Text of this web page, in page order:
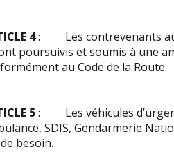
4: Les contrevenants
poursuivis et soumis à une
au Code de la Route.
5: Les véhicules
SDIS, Gendarmerie
besoin.